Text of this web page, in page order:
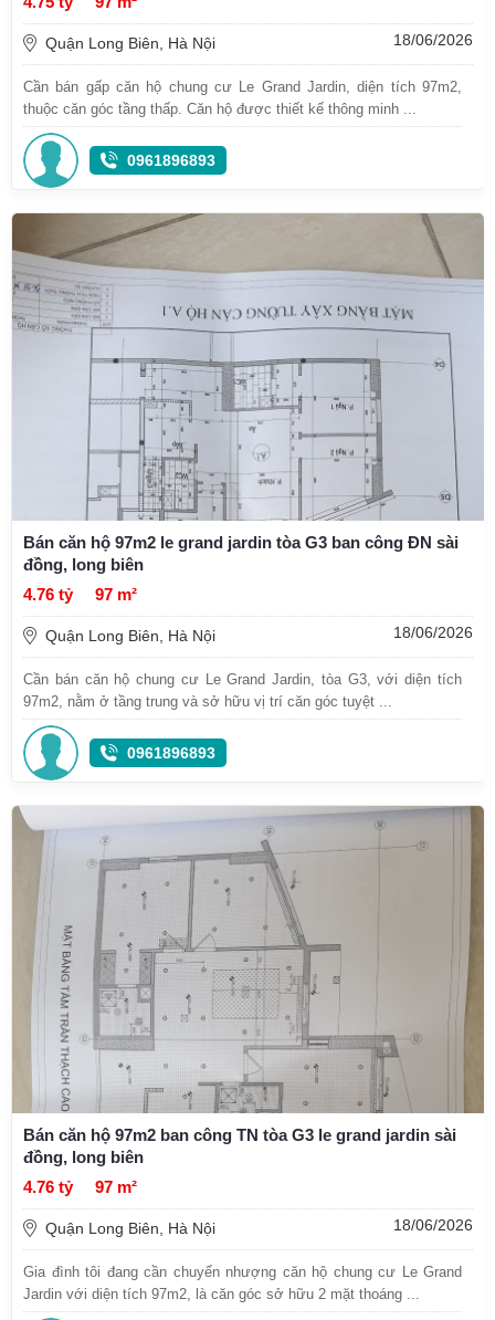
Quận Long Biên, Hà Nội 18/06/2026
Cần bán gấp căn hộ chung cư Le Grand Jardin, diện tích 97m2,
thuộc căn góc tầng thấp. Căn hộ được thiết kế thông minh ...
0961896893
Bán căn hộ 97m2 le grand jardin tòa G3 ban công ĐN sài
đồng, long biên
4.76 tỷ
97 m²
Quận Long Biên, Hà Nội 18/06/2026
Cần bán căn hộ chung cư Le Grand Jardin, tòa G3, với diện tích
97m2, nằm ở tầng trung và sở hữu vị trí căn góc tuyệt ...
0961896893
Bán căn hộ 97m2 ban công TN tòa G3 le grand jardin sài
đồng, long biên
4.76 tỷ
97 m²
Quận Long Biên, Hà Nội 18/06/2026
Gia đình tôi đang cần chuyển nhượng căn hộ chung cư Le Grand
Jardin với diện tích 97m2, là căn góc sở hữu 2 mặt thoáng ...